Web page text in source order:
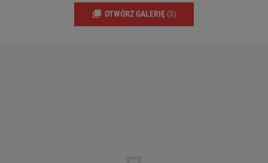
OTWÓRZ GALERIĘ (3)